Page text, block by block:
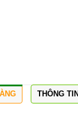
THÔNG